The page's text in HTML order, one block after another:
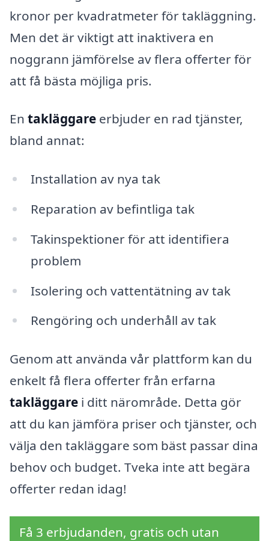
kronor per kvadratmeter för takläggning.
Men det är viktigt att inaktivera en
noggrann jämförelse av flera offerter för
att få bästa möjliga pris.
En takläggare erbjuder en rad tjänster,
bland annat:
Installation av nya tak
Reparation av befintliga tak
Takinspektioner för att identifiera
problem
Isolering och vattentätning av tak
Rengöring och underhåll av tak
Genom att använda vår plattform kan du
enkelt få flera offerter från erfarna
takläggare i ditt närområde. Detta gör
att du kan jämföra priser och tjänster, och
välja den takläggare som bäst passar dina
behov och budget. Tveka inte att begära
offerter redan idag!
Få 3 erbjudanden, gratis och utan